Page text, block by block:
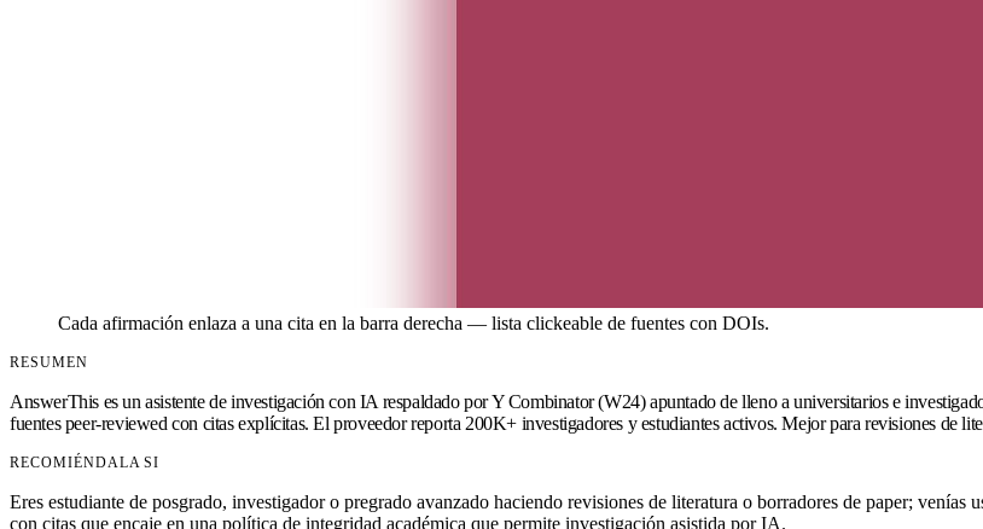
Cada afirmación enlaza a una cita en la barra derecha — lista clickeable de fuentes con DOIs.
RESUMEN
AnswerThis es un asistente de investigación con IA respaldado por Y Combinator (W24) apuntado de lleno a universitarios e
fuentes peer-reviewed con citas explícitas. El proveedor reporta 200K+ investigadores y estudiantes activos. Mejor para revisiones de
RECOMIÉNDALA SI
Eres estudiante de posgrado, investigador o pregrado avanzado haciendo revisiones de literatura o borradores de paper;
con citas que encaje en una política de integridad académica que permite investigación asistida por IA.